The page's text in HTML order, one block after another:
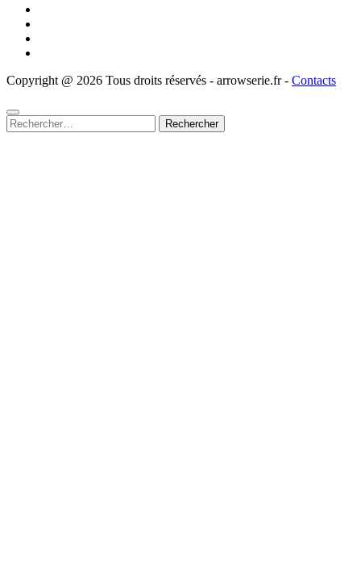
Copyright @ 2026 Tous droits réservés - arrowserie.fr - Contacts
Rechercher :